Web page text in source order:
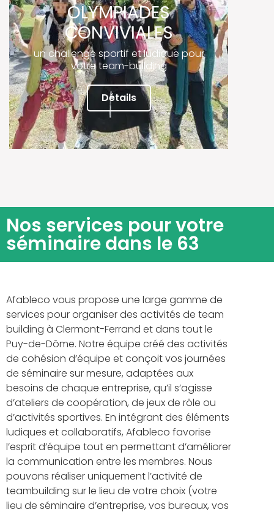
OLYMPIADES
CONVIVIALES
un challenge sportif et ludique pour
votre team-building
Détails
Nos services pour votre
séminaire dans le 63
Afableco vous propose une large gamme de
services pour organiser des activités de team
building à Clermont-Ferrand et dans tout le
Puy-de-Dôme. Notre équipe créé des activités
de cohésion d’équipe et conçoit vos journées
de séminaire sur mesure, adaptées aux
besoins de chaque entreprise, qu’il s’agisse
d’ateliers de coopération, de jeux de rôle ou
d’activités sportives. En intégrant des éléments
ludiques et collaboratifs, Afableco favorise
l’esprit d’équipe tout en permettant d’améliorer
la communication entre les membres. Nous
pouvons réaliser uniquement l’activité de
teambuilding sur le lieu de votre choix (votre
lieu de séminaire d’entreprise, vos bureaux, vos